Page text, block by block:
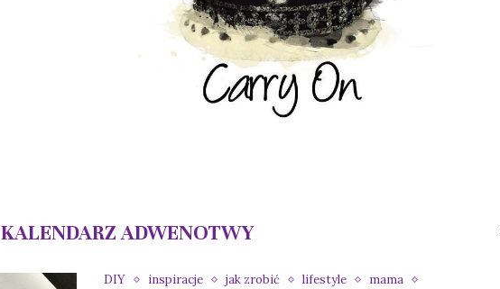
KALENDARZ ADWENOTWY
DIY inspiracje jak zrobić lifestyle
mama